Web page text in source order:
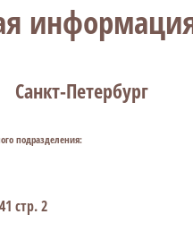
Санкт-Петербург
подразделения:
стр. 2